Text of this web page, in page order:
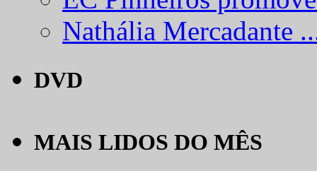
Nathália Mercadante
DVD
MAIS LIDOS DO MÊS